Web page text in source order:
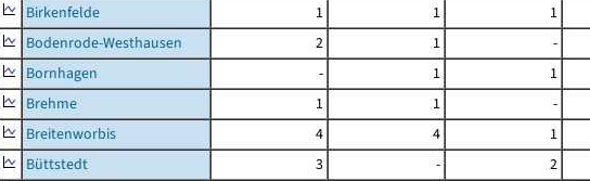
Birkenfelde
1 1 1
Bodenrode-Westhausen
2 1 -
Bornhagen
- 1 1
Brehme
1 1 -
Breitenworbis
4 4 1
Büttstedt
3 - 2